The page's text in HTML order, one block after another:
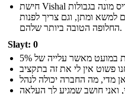
חישת Vishal קרובה השורה התחתונה שלו, כריס מונה בגבולות Vishal
ומתן, וגם צריך לפנות
החלופה הטובה ביותר שלהם.
Slayt: 0